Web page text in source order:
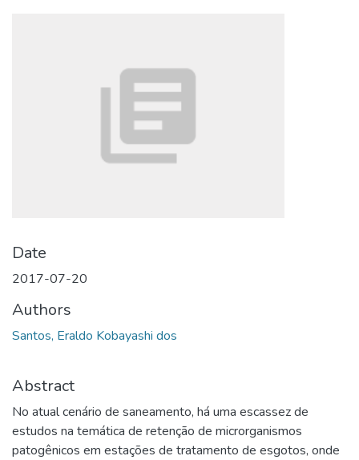
Date
2017-07-20
Authors
Santos, Eraldo Kobayashi dos
Abstract
No atual cenário de saneamento, há uma escassez de
estudos na temática de retenção de microrganismos
patogênicos em estações de tratamento de esgotos, onde